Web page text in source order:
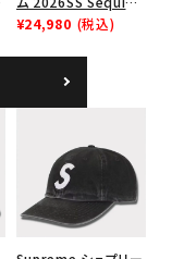
Denim Classic
シックロゴ 6パネルキ
ャップ ブラック
¥24,980 (税込)